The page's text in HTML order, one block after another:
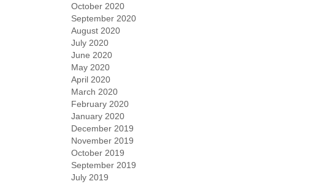
October 2020
September 2020
August 2020
July 2020
June 2020
May 2020
April 2020
March 2020
February 2020
January 2020
December 2019
November 2019
October 2019
September 2019
July 2019